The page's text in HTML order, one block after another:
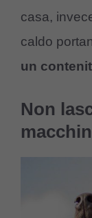
casa,
caldo
un
Non